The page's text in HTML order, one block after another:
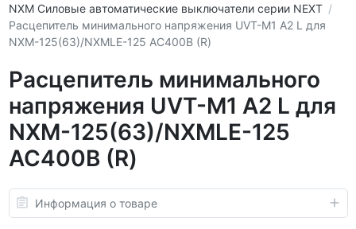
NXM Силовые автоматические выключатели серии NEXT
Расцепитель минимального напряжения UVT-M1 A2 L для
NXM-125(63)/NXMLE-125 AC400В (R)
Расцепитель минимального
напряжения UVT-M1 A2 L для
NXM-125(63)/NXMLE-125
AC400В (R)
Информация о товаре